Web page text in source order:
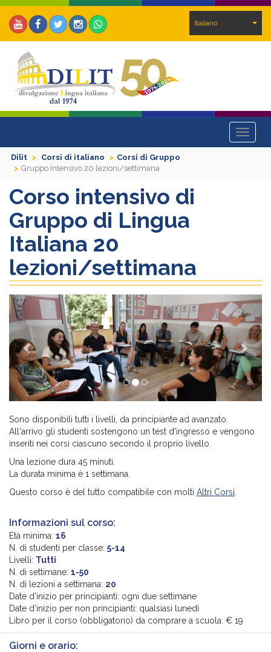
Italiano
Toggle
Dilit
Corsi di italiano
Corsi di Gruppo
Gruppo Intensivo 20 lezioni/settimana
Corso intensivo di
Gruppo di Lingua
Italiana 20
lezioni/settimana
Previous Next
Sono disponibili tutti i livelli, da principiante ad avanzato.
All'arrivo gli studenti sostengono un test d'ingresso e vengono
inseriti nei corsi ciascuno secondo il proprio livello.
Una lezione dura 45 minuti.
La durata minima è 1 settimana.
Questo corso è del tutto compatibile con molti Altri Corsi
Informazioni sul corso:
Età minima: 16
N. di studenti per classe: 5-14
Livelli: Tutti
N. di settimane: 1-50
N. di lezioni a settimana: 20
Date d'inizio per principianti: ogni due settimane
Date d'inizio per non principianti: qualsiasi lunedì
Libro per il corso (obbligatorio) da comprare a scuola: € 19
Giorni e orario: